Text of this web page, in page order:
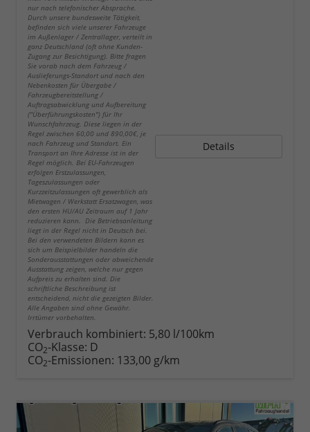
nur nach telefonischer Absprache.
Durch unsere bundesweite Tätigkeit,
befinden sich viele unserer Fahrzeuge
im Außenlager / Zentrallager, verteilt in
ganz Deutschland (oft ohne Kunden-
Zugang zur Besichtigung). Bitte fragen
Sie vorab nach dem Fahrzeug /
Auslieferungs-Standort und nach den
Nebenkosten für Übergabe /
Fahrzeugbereitstellung /
Auftragsabwicklung und Aufbereitung
("Überführungskosten") für Ihr
Wunschfahrzeug. Diese liegen in der
Regel zwischen 60,00 und 890,00€, je
nach Fahrzeug und Standort. Ein
Transport an Ihre Adresse ist in der
Regel möglich. Bei EU-Fahrzeugen
erfolgen Erstzulassungen,
Tageszulassungen oder
Kurzzeitzulassungen oft gewerblich als
Mietwagen / Werkstatt Ersatzwagen, was
den ersten HU/AU Zeitraum auf 1 Jahr
reduzieren kann. Die Betriebsanleitung
liegt in der Regel nicht in Deutsch bei.
Bei den verwendeten Bildern kann es
sich um Beispielbilder handeln die
Sonderausstattungen oder abweichende
Ausstattung zeigen, welche nur gegen
Aufpreis zu erhalten sind. Die
schriftliche Beschreibung ist
entscheidend, nicht die gezeigten Bilder.
Alle Angaben sind ohne Gewähr.
Irrtümer vorbehalten.
Details
Verbrauch kombiniert: 5,80 l/100km
CO2-Klasse: D
CO2-Emissionen: 133,00 g/km